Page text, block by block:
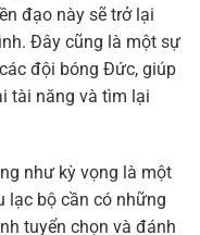
đạo này sẽ trở lại
Đây cũng là một sự
đội bóng Đức, giúp
tài năng và tìm lại
như kỳ vọng là một
lạc bộ cần có những
tuyển chọn và đánh